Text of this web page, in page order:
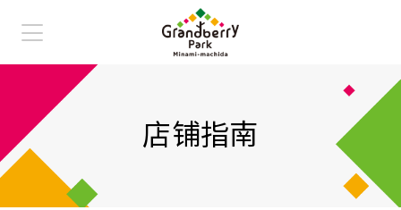
店铺指南
史努比博物馆
店铺指南